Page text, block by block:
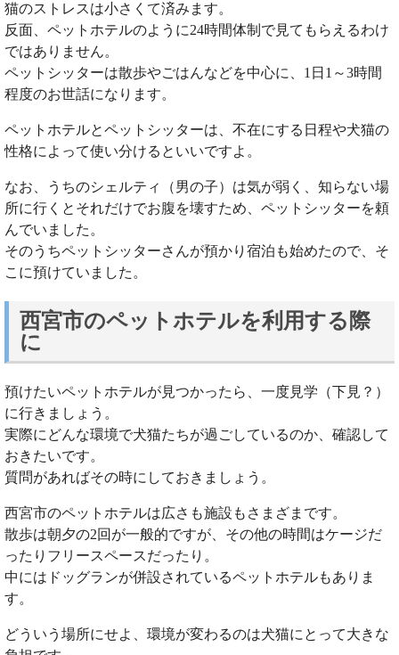
猫のストレスは小さくて済みます。
反面、ペットホテルのように24時間体制で見てもらえるわけ
ではありません。
ペットシッターは散歩やごはんなどを中心に、1日1～3時間
程度のお世話になります。
ペットホテルとペットシッターは、不在にする日程や犬猫の
性格によって使い分けるといいですよ。
なお、うちのシェルティ（男の子）は気が弱く、知らない場
所に行くとそれだけでお腹を壊すため、ペットシッターを頼
んでいました。
そのうちペットシッターさんが預かり宿泊も始めたので、そ
こに預けていました。
西宮市のペットホテルを利用する際
に
預けたいペットホテルが見つかったら、一度見学（下見？）
に行きましょう。
実際にどんな環境で犬猫たちが過ごしているのか、確認して
おきたいです。
質問があればその時にしておきましょう。
西宮市のペットホテルは広さも施設もさまざまです。
散歩は朝夕の2回が一般的ですが、その他の時間はケージだ
ったりフリースペースだったり。
中にはドッグランが併設されているペットホテルもありま
す。
どういう場所にせよ、環境が変わるのは犬猫にとって大きな